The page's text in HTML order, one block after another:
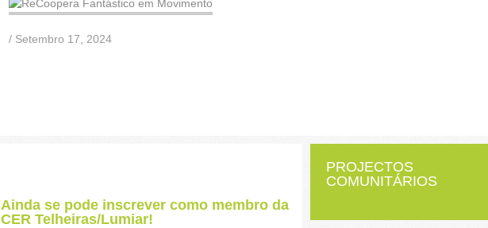
/ Setembro 17, 2024
Ainda se pode inscrever como membro da
CER Telheiras/Lumiar!
PROJECTOS
COMUNITÁRIOS